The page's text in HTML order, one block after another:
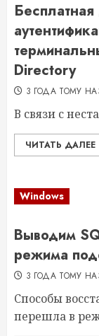
Directory
3 ГОДА ТОМУ
В связи с
ЧИТАТЬ ДАЛЕЕ
Windows
Выводим
режима
3 ГОДА ТОМУ
Способы
перешла в